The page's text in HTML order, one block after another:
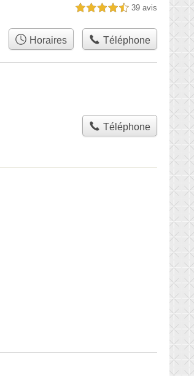
4,5 étoiles sur 5 39 avis
Horaires Téléphone
Téléphone